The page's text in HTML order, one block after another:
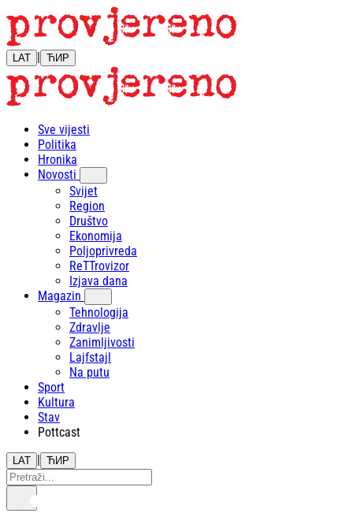
LAT | ЋИР
Sve vijesti
Politika
Hronika
Novosti
Svijet
Region
Društvo
Ekonomija
Poljoprivreda
ReTTrovizor
Izjava dana
Magazin
Tehnologija
Zdravlje
Zanimljivosti
Lajfstajl
Na putu
Sport
Kultura
Stav
Pottcast
LAT | ЋИР